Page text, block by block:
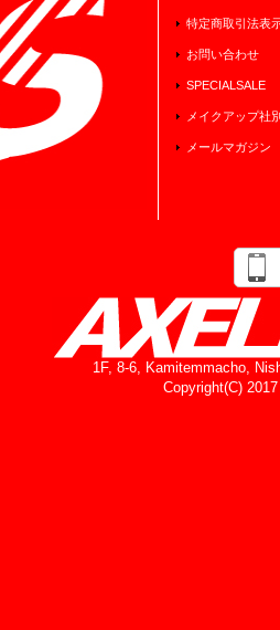
特定商取引法表
お問い合わせ
SPECIALSALE
メイクアップ社
メールマガジン
1F, 8-6, Kamitemmacho,
Copyright(C)